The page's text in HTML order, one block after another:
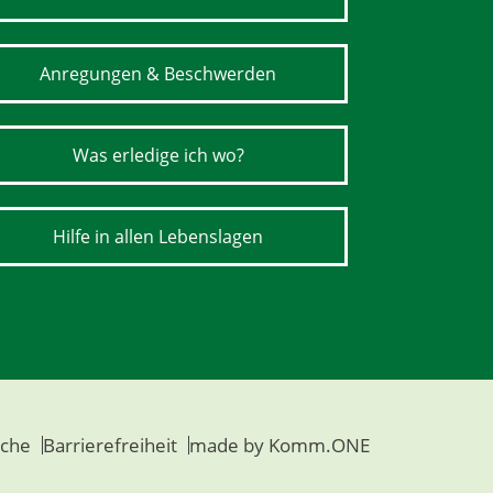
Anregungen & Beschwerden
Was erledige ich wo?
Hilfe in allen Lebenslagen
Barrierefreiheit made by Komm.ONE